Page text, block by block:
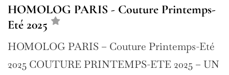
HOMOLOG PARIS - Couture Printemps-
Eté 2025
HOMOLOG PARIS – Couture Printemps-Eté
2025 COUTURE PRINTEMPS-ETE 2025 – UN